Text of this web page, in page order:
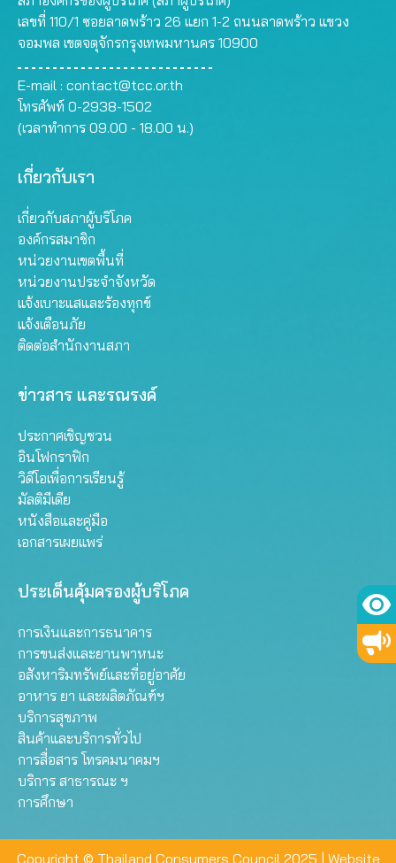
เลขที่ 110/1 ซอยลาดพร้าว 26 แยก 1-2 ถนนลาดพร้าว แขวง
จอมพล เขตจตุจักรกรุงเทพมหานคร 10900
E-mail : contact@tcc.or.th
โทรศัพท์ 0-2938-1502
(เวลาทำการ 09.00 - 18.00 น.)
เกี่ยวกับเรา
เกี่ยวกับสภาผู้บริโภค
องค์กรสมาชิก
หน่วยงานเขตพื้นที่
หน่วยงานประจำจังหวัด
แจ้งเบาะแสและร้องทุกข์
แจ้งเตือนภัย
ติดต่อสำนักงานสภา
ข่าวสาร และรณรงค์
ประกาศเชิญชวน
อินโฟกราฟิก
วิดีโอเพื่อการเรียนรู้
มัลติมีเดีย
หนังสือและคู่มือ
เอกสารเผยแพร่
ประเด็นคุ้มครองผู้บริโภค
การเงินและการธนาคาร
การขนส่งและยานพาหนะ
อสังหาริมทรัพย์และที่อยู่อาศัย
อาหาร ยา และผลิตภัณฑ์ฯ
บริการสุขภาพ
สินค้าและบริการทั่วไป
การสื่อสาร โทรคมนาคมฯ
บริการ สาธารณะ ฯ
การศึกษา
Copyright © Thailand Consumers Council 2025 | Website